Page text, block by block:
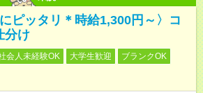
ピッタリ＊時給1,300円～〉コ
分け
会人未経験OK 大学生歓迎
ブランクOK